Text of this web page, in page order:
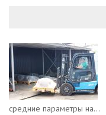
средние параметры на...